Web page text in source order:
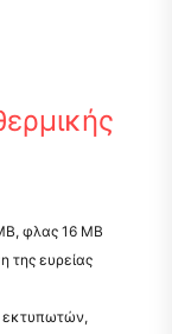
φλας 16 ΜΒ
της ευρείας
εκτυπωτών,